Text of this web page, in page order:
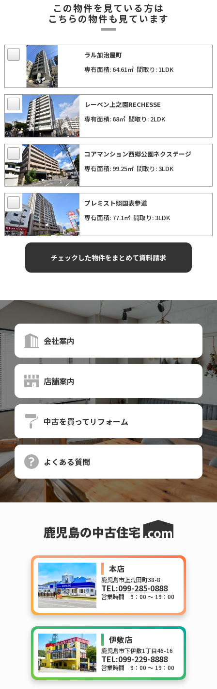
この物件を見ている方は
こちらの物件も見ています
ラル加治屋町
専有面積: 64.61㎡ 間取り: 1LDK
レーベン上之園RECHESSE
専有面積: 68㎡ 間取り: 2LDK
コアマンション西郷公園ネクステージ
専有面積: 99.25㎡ 間取り: 3LDK
プレミスト照国表参道
専有面積: 77.1㎡ 間取り: 3LDK
会社案内
店舗案内
中古を買ってリフォーム
よくある質問
本店
鹿児島市上荒田町38-8
TEL:099-285-0888
営業時間 9：00 ～ 19：00
伊敷店
鹿児島市下伊敷1丁目46-16
TEL:099-229-8888
営業時間 9：00 ～ 19：00